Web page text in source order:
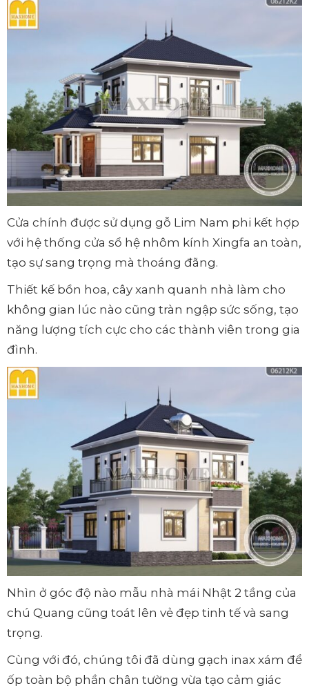
Cửa chính được sử dụng gỗ Lim Nam phi kết hợp
với hệ thống cửa sổ hệ nhôm kính Xingfa an toàn,
tạo sự sang trọng mà thoáng đãng.
Thiết kế bồn hoa, cây xanh quanh nhà làm cho
không gian lúc nào cũng tràn ngập sức sống, tạo
năng lượng tích cực cho các thành viên trong gia
đình.
Nhìn ở góc độ nào mẫu nhà mái Nhật 2 tầng của
chú Quang cũng toát lên vẻ đẹp tinh tế và sang
trọng.
Cùng với đó, chúng tôi đã dùng gạch inax xám để
ốp toàn bộ phần chân tường vừa tạo cảm giác